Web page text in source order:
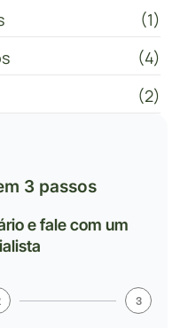
(1)
(4)
(2)
3 passos
e fale com um
3